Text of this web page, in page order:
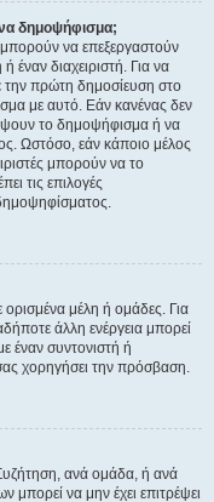
δημοψήφισμα;
να επεξεργαστούν
έναν διαχειριστή. Για να
την πρώτη δημοσίευση στο
με αυτό. Εάν κανένας δεν
το δημοψήφισμα ή να
Ωστόσο, εάν κάποιο μέλος
μπορούν να το
τις επιλογές
ορισμένα μέλη ή ομάδες. Για
άλλη ενέργεια μπορεί
έναν συντονιστή ή
χορηγήσει την πρόσβαση.
ανά ομάδα, ή ανά
μπορεί να μην έχει επιτρέψει